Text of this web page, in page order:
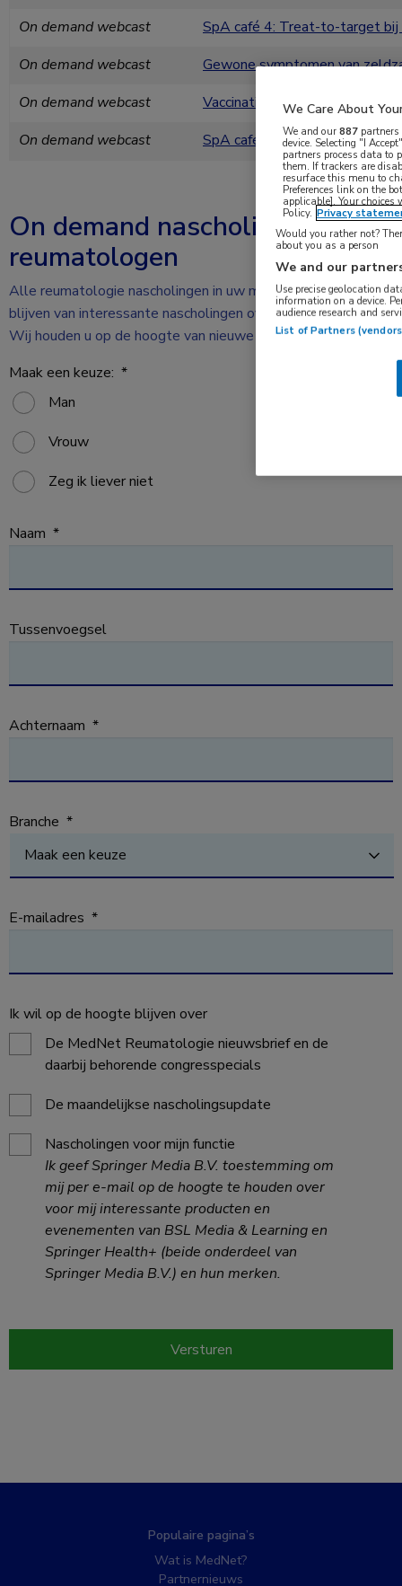
On demand webcast
SpA café 4: Treat-to-target bij
On demand webcast
Gewone symptomen van
On demand webcast
Vaccinatiezorg voor medische
On demand webcast
SpA café 3: pijn herkennen en
On demand nascholingen voor
reumatologen
Alle reumatologie nascholingen in uw mailboxOp de hoogte
blijven van interessante nascholingen over reumatologie?
Wij houden u op de hoogte van nieuwe nascholingen.
Maak een keuze: *
Man
Vrouw
Zeg ik liever niet
Naam *
Tussenvoegsel
Achternaam *
Branche *
E-mailadres *
Ik wil op de hoogte blijven over
De MedNet Reumatologie nieuwsbrief en de
daarbij behorende congresspecials
De maandelijkse nascholingsupdate
Nascholingen voor mijn functie
Ik geef Springer Media B.V. toestemming om
mij per e-mail op de hoogte te houden over
voor mij interessante producten en
evenementen van BSL Media & Learning en
Springer Health+ (beide onderdeel van
Springer Media B.V.) en hun merken.
Populaire pagina’s
Wat is MedNet?
Partnernieuws
We Care About
We and our887
device. Selecting "I
partners process data to
them. If trackers are
resurface this menu to
Preferences link on the
applicable]. Your
Policy. Privacy
Would you rather not?
about you as a person
We and our
Use precise geolocation
information on a device.
audience research and
List of Partners